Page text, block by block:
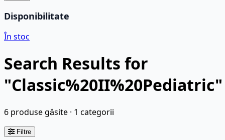
Disponibilitate
În stoc
Search Results for
"Classic%20II%20Pediatric"
6 produse găsite · 1 categorii
Filtre